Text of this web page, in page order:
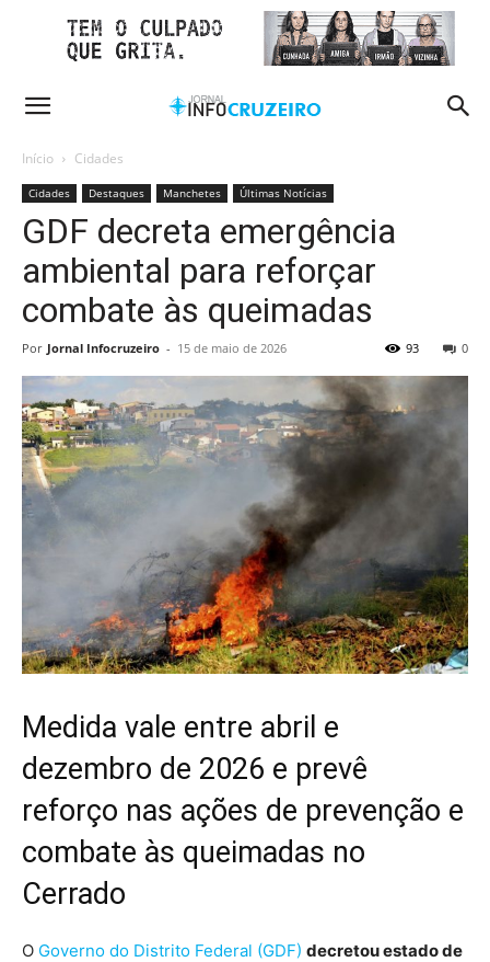
Início Cidades
Cidades Destaques Manchetes Últimas Notícias
GDF decreta emergência
ambiental para reforçar
combate às queimadas
Por Jornal Infocruzeiro - 15 de maio de 2026 0
93
Medida vale entre abril e
dezembro de 2026 e prevê
reforço nas ações de prevenção e
combate às queimadas no
Cerrado
O Governo do Distrito Federal (GDF) decretou estado de